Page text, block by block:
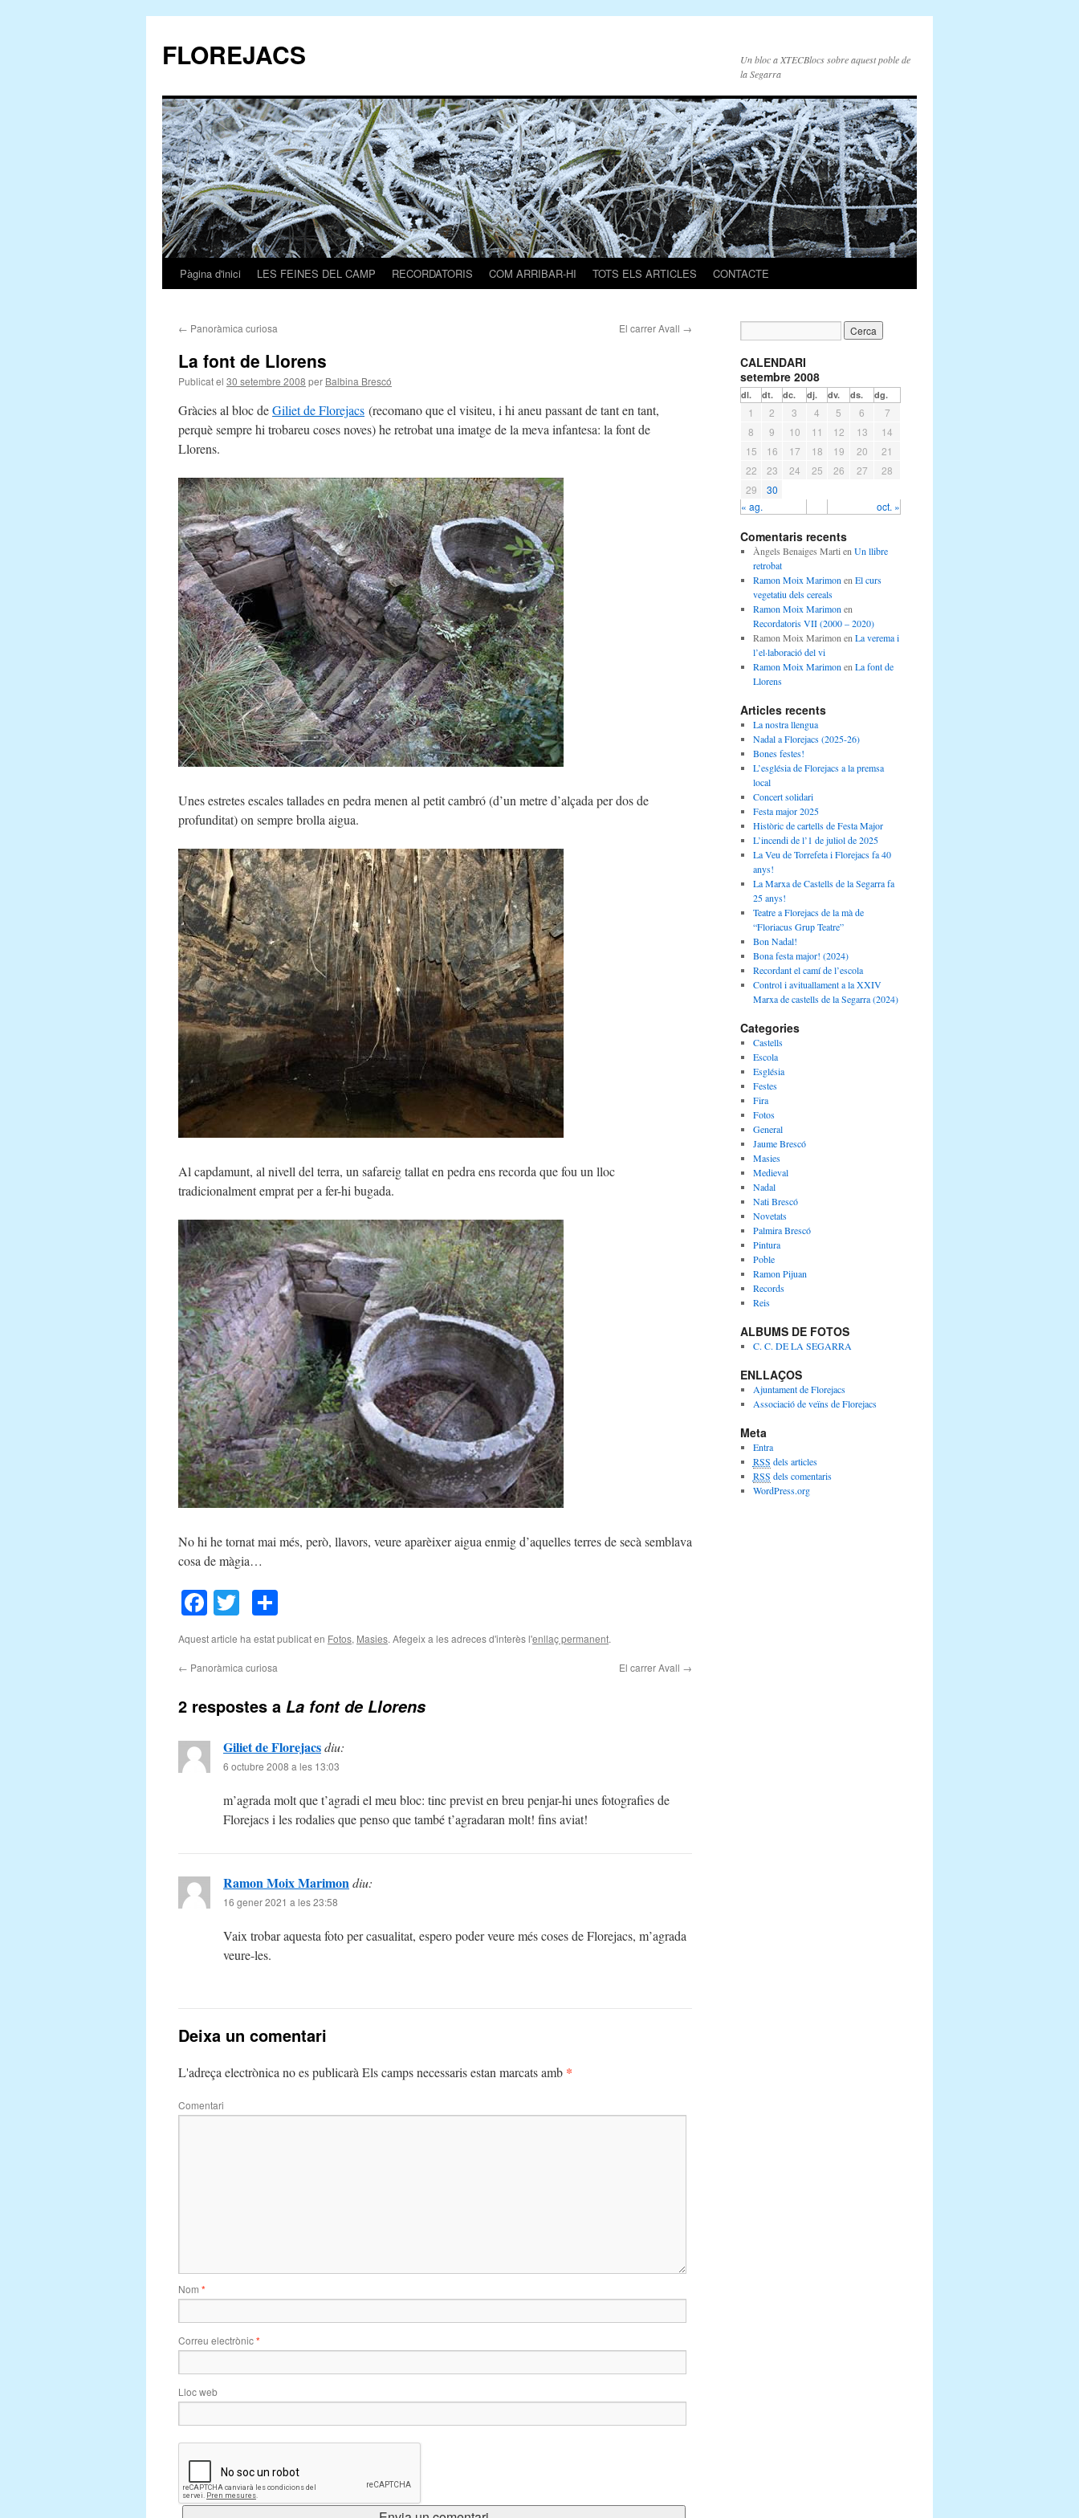
FLOREJACS
Un bloc a XTECBlocs sobre aquest poble de
la Segarra
Vés
contingut
Pàgina d'inici LES FEINES DEL CAMP RECORDATORIS COM ARRIBAR-HI TOTS ELS ARTICLES CONTACTE
← Panoràmica curiosa El carrer Avall →
La font de Llorens
Publicat el 30 setembre 2008 per Balbina Brescó
Gràcies al bloc deGiliet de Florejacs (recomano que el visiteu, i hi aneu passant de tant en tant,
perquè sempre hi trobareu coses noves) he retrobat una imatge de la meva infantesa: la font de
Llorens.
Unes estretes escales tallades en pedra menen al petit cambró (d’un metre d’alçada per dos de
profunditat) on sempre brolla aigua.
Al capdamunt, al nivell del terra, un safareig tallat en pedra ens recorda que fou un lloc
tradicionalment emprat per a fer-hi bugada.
No hi he tornat mai més, però, llavors, veure aparèixer aigua enmig d’aquelles terres de secà semblava
cosa de màgia…
Facebook
Twitter
Aquest article ha estat publicat en Fotos, Masies. Afegeix a les adreces d'interès l'enllaç permanent.
← Panoràmica curiosa El carrer Avall →
2 respostes a La font de Llorens
Giliet de Florejacsdiu:
6 octubre 2008 a les 13:03
m’agrada molt que t’agradi el meu bloc: tinc previst en breu penjar-hi unes fotografies de
Florejacs i les rodalies que penso que també t’agradaran molt! fins aviat!
Ramon Moix Marimondiu:
16 gener 2021 a les 23:58
Vaix trobar aquesta foto per casualitat, espero poder veure més coses de Florejacs, m’agrada
veure-les.
Deixa un comentari
L'adreça electrònica no es publicaràEls camps necessaris estan marcats amb *
Comentari
Nom *
Correu electrònic*
Lloc web
CALENDARI
setembre 2008
dl. dt. dc. dj. dv. ds. dg.
« ag. oct. »
1 2 3 4 5 6
7
8
9 10 11 12 13
14
15
16 17 18 19 20
21
22
23 24 25 26 27
28
29
30
Comentaris recents
Àngels Benaiges Marti en Un llibre
retrobat
Ramon Moix Marimon en El curs
vegetatiu dels cereals
Ramon Moix Marimon en
Recordatoris VII (2000 – 2020)
Ramon Moix Marimon en La verema i
l’el·laboració del vi
Ramon Moix Marimon en La font de
Llorens
Articles recents
La nostra llengua
Nadal a Florejacs (2025-26)
Bones festes!
L’església de Florejacs a la premsa
local
Concert solidari
Festa major 2025
Històric de cartells de Festa Major
L’incendi de l’1 de juliol de 2025
La Veu de Torrefeta i Florejacs fa 40
anys!
La Marxa de Castells de la Segarra fa
25 anys!
Teatre a Florejacs de la mà de
“Floriacus Grup Teatre”
Bon Nadal!
Bona festa major! (2024)
Recordant el camí de l’escola
Control i avituallament a la XXIV
Marxa de castells de la Segarra (2024)
Categories
Castells
Escola
Església
Festes
Fira
Fotos
General
Jaume Brescó
Masies
Medieval
Nadal
Nati Brescó
Novetats
Palmira Brescó
Pintura
Poble
Ramon Pijuan
Records
Reis
ALBUMS DE FOTOS
C. C. DE LA SEGARRA
ENLLAÇOS
Ajuntament de Florejacs
Associació de veïns de Florejacs
Meta
Entra
RSS dels articles
RSS dels comentaris
WordPress.org